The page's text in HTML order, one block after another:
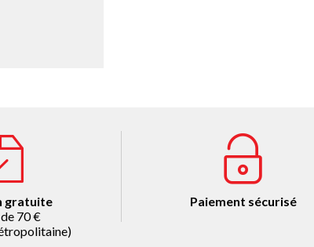
gratuite
70 €
Paiement sécurisé